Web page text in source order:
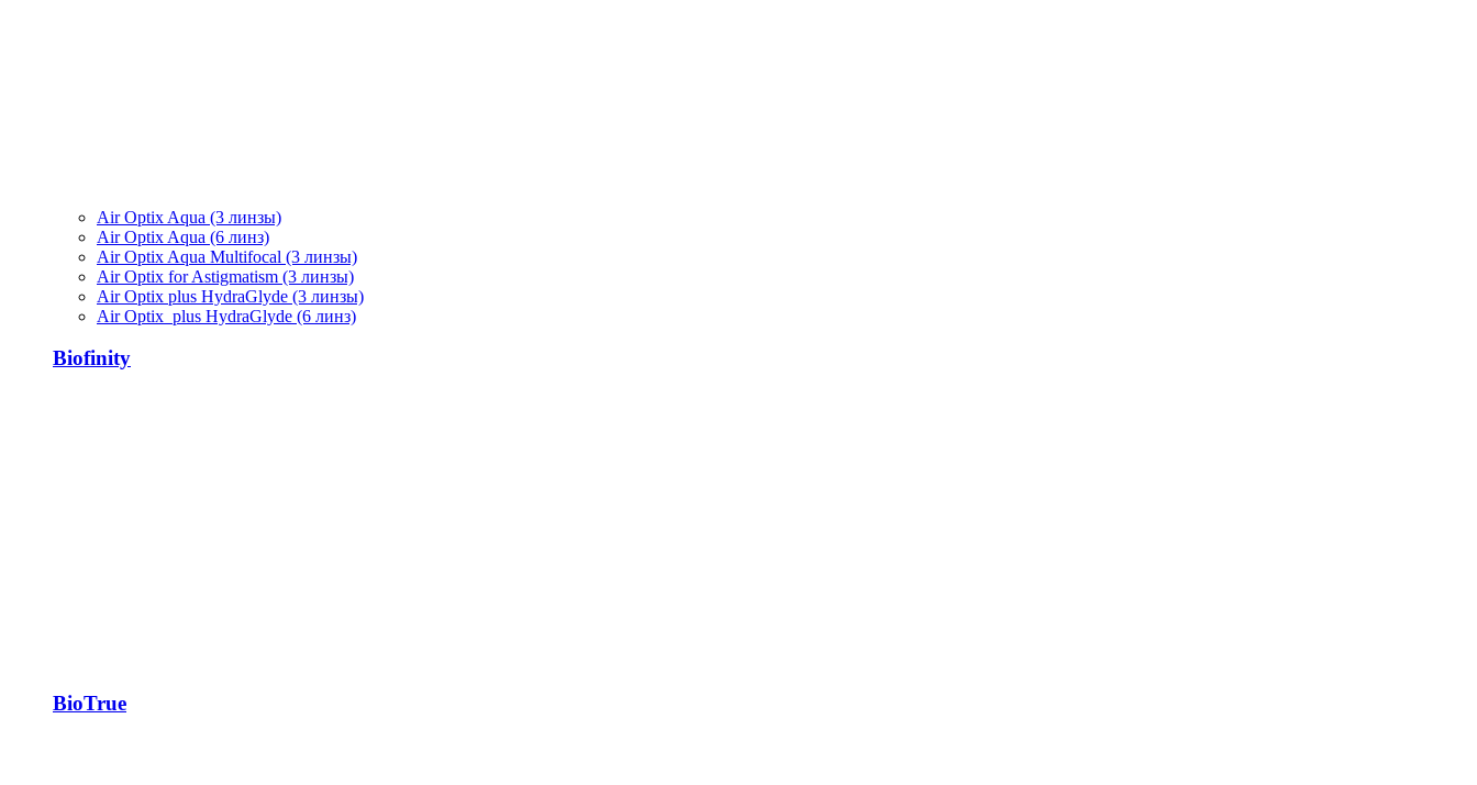
Air Optix Aqua (3 линзы)
Air Optix Aqua (6 линз)
Air Optix Aqua Multifocal (3 линзы)
Air Optix for Astigmatism (3 линзы)
Air Optix plus HydraGlyde (3 линзы)
Air Optix plus HydraGlyde (6 линз)
Biofinity
BioTrue